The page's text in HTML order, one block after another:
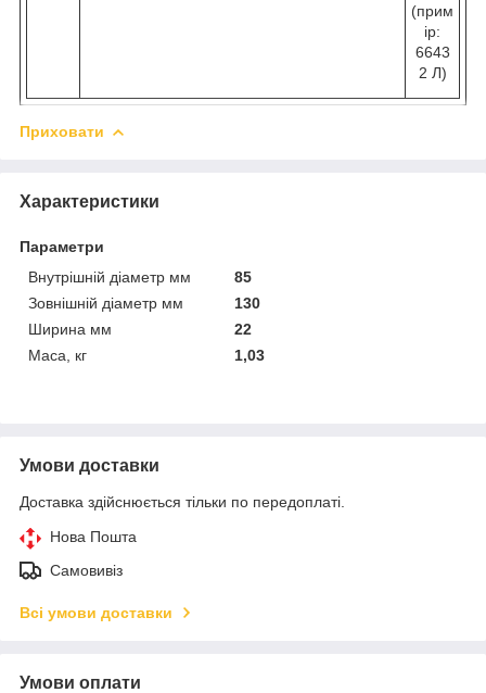
(прим
ір:
6643
2 Л)
Приховати
Характеристики
Параметри
Внутрішній діаметр мм
85
Зовнішній діаметр мм
130
Ширина мм
22
Маса, кг
1,03
Умови доставки
Доставка здійснюється тільки по передоплаті.
Нова Пошта
Самовивіз
Всі умови доставки
Умови оплати